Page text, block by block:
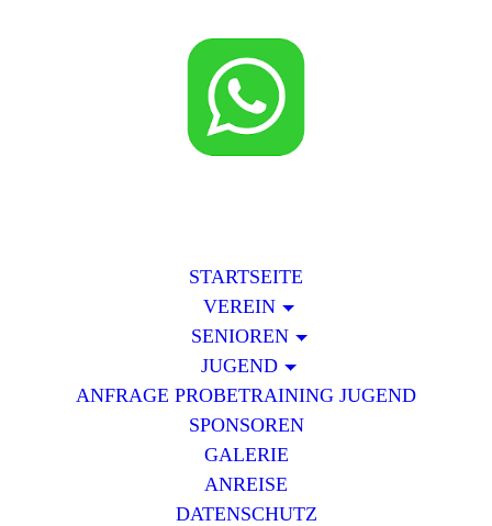
STARTSEITE
VEREIN
SENIOREN
JUGEND
ANFRAGE PROBETRAINING JUGEND
SPONSOREN
GALERIE
ANREISE
DATENSCHUTZ